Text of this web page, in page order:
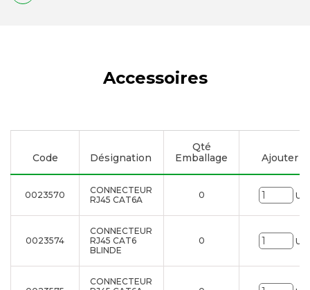
Accessoires
Code Désignation
Qté
Emballage
Ajouter à
0023570
CONNECTEUR
RJ45 CAT6A
0
0023574
CONNECTEUR
RJ45 CAT6
BLINDE
0
CONNECTEUR